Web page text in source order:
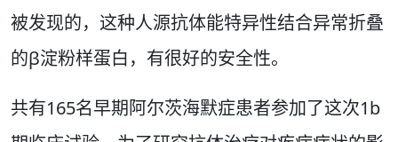
被发现的，这种人源抗体能特异性结合异常折叠
的β淀粉样蛋白，有很好的安全性。
共有165名早期阿尔茨海默症患者参加了这次1b